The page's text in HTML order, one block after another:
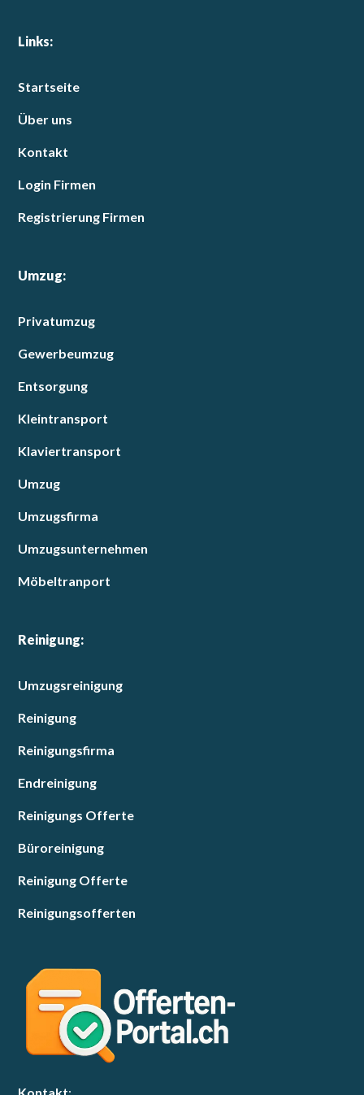
Links:
Startseite
Über uns
Kontakt
Login Firmen
Registrierung Firmen
Umzug:
Privatumzug
Gewerbeumzug
Entsorgung
Kleintransport
Klaviertransport
Umzug
Umzugsfirma
Umzugsunternehmen
Möbeltranport
Reinigung:
Umzugsreinigung
Reinigung
Reinigungsfirma
Endreinigung
Reinigungs Offerte
Büroreinigung
Reinigung Offerte
Reinigungsofferten